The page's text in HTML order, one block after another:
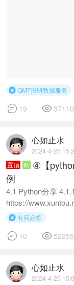
QMT投研数据服务
 19 37110
心如止水
2024-4-25
置顶 精 ④【
例
4.1 Python分享
https://
有问必答
 10  52255
心如止水
2024-4-25